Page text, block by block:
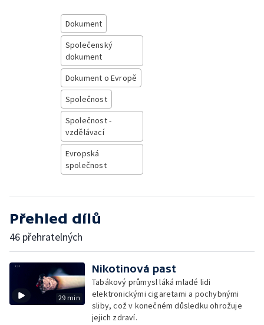
Dokument
Společenský
dokument
Dokument o Evropě
Společnost
Společnost -
vzdělávací
Evropská
společnost
Přehled dílů
46 přehratelných
29 min
Nikotinová past
Tabákový průmysl láká mladé lidi
elektronickými cigaretami a pochybnými
sliby, což v konečném důsledku ohrožuje
jejich zdraví.